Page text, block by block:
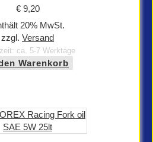
€9,20
20% MwSt.
zzgl. Versand
ca. 5-7 Werktage
Warenkorb